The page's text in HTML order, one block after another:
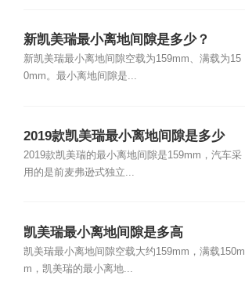
新凯美瑞最小离地间隙是多少？
新凯美瑞最小离地间隙空载为159mm、满载为15
0mm。最小离地间隙是...
2019款凯美瑞最小离地间隙是多少
2019款凯美瑞的最小离地间隙是159mm，汽车采
用的是前麦弗逊式独立...
凯美瑞最小离地间隙是多高
凯美瑞最小离地间隙空载大约159mm，满载150m
m，凯美瑞的最小离地...